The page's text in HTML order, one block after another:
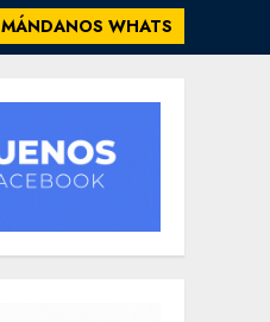
MÁNDANOS WHATS